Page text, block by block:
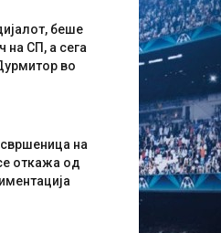
беше
на СП, а сега
во
на
откажа од